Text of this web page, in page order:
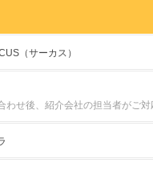
（サーカス）
わせ後、紹介会社の担当者がご対